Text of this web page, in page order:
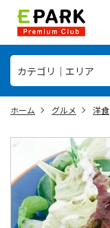
ホーム グルメ 洋食